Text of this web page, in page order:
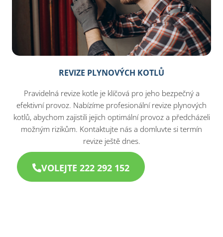
REVIZE PLYNOVÝCH KOTLŮ
Pravidelná revize kotle je klíčová pro jeho bezpečný a
efektivní provoz. Nabízíme profesionální revize plynových
kotlů, abychom zajistili jejich optimální provoz a předcházeli
možným rizikům. Kontaktujte nás a domluvte si termín
revize ještě dnes.
VOLEJTE 222 292 152